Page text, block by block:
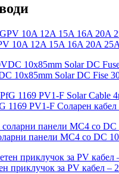
10A 12A 15A 16A 20A
10x85mm Solar DC Fise
1169 PV1-F Соларен
панели MC4 со DC
приклучок за PV кабел –